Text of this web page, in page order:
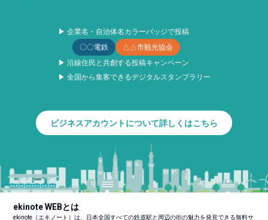
▶ 企業名・自治体名カラーバッジで投稿
〇〇電鉄
△△市観光協会
▶ 沿線住民と共創する投稿キャンペーン
▶ 全国から集客できるデジタルスタンプラリー
ビジネスアカウントについて詳しくはこちら
ekinote WEBとは
ekinote（エキノート）は、日本全国すべての鉄道駅と周辺の街の魅力を発見できる無料サ